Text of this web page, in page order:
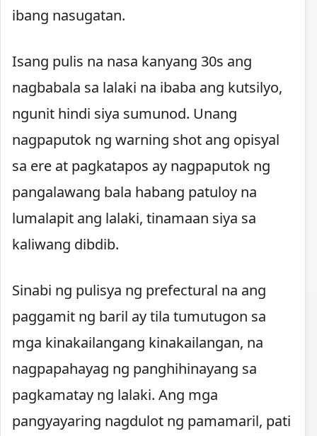
ibang nasugatan.
Isang pulis na nasa kanyang 30s ang
nagbabala sa lalaki na ibaba ang kutsilyo,
ngunit hindi siya sumunod. Unang
nagpaputok ng warning shot ang opisyal
sa ere at pagkatapos ay nagpaputok ng
pangalawang bala habang patuloy na
lumalapit ang lalaki, tinamaan siya sa
kaliwang dibdib.
Sinabi ng pulisya ng prefectural na ang
paggamit ng baril ay tila tumutugon sa
mga kinakailangang kinakailangan, na
nagpapahayag ng panghihinayang sa
pagkamatay ng lalaki. Ang mga
pangyayaring nagdulot ng pamamaril, pati